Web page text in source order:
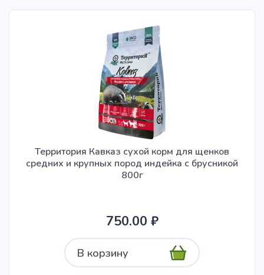
Территория Кавказ сухой корм для щенков
средних и крупных пород индейка с брусникой
800г
750.00 ₽
В корзину